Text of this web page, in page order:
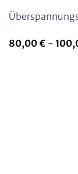
80,00€ -